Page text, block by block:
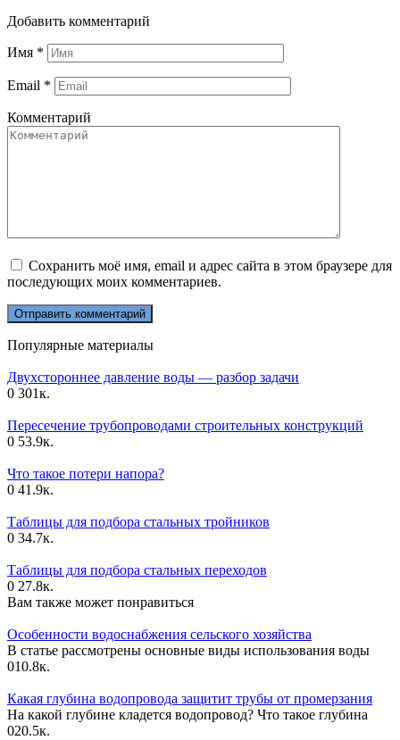
Добавить комментарий
Имя *
Email *
Комментарий
Сохранить моё имя, email и адрес сайта в этом браузере для
последующих моих комментариев.
Популярные материалы
Двухстороннее давление воды — разбор задачи
0 301к.
Пересечение трубопроводами строительных конструкций
0 53.9к.
Что такое потери напора?
0 41.9к.
Таблицы для подбора стальных тройников
0 34.7к.
Таблицы для подбора стальных переходов
0 27.8к.
Вам также может понравиться
Особенности водоснабжения сельского хозяйства
В статье рассмотрены основные виды использования воды
010.8к.
Какая глубина водопровода защитит трубы от промерзания
На какой глубине кладется водопровод? Что такое глубина
020.5к.